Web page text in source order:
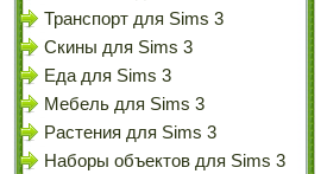
Транспорт для Sims 3
Скины для Sims 3
Еда для Sims 3
Мебель для Sims 3
Растения для Sims 3
Наборы объектов для Sims 3